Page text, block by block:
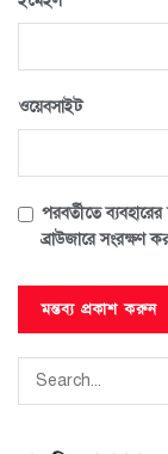
ওয়েবসাইট
পরবর্তীতে
ব্রাউজারে সংরক্ষণ